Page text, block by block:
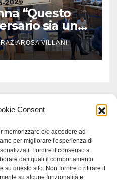
Consent
memorizzare e/o accedere ad
per migliorare l'esperienza di
Fornire il consenso a
dati quali il comportamento
su questo sito. Non fornire o ritirare il
su alcune funzionalità e
“Questo
sia un
VILLANI